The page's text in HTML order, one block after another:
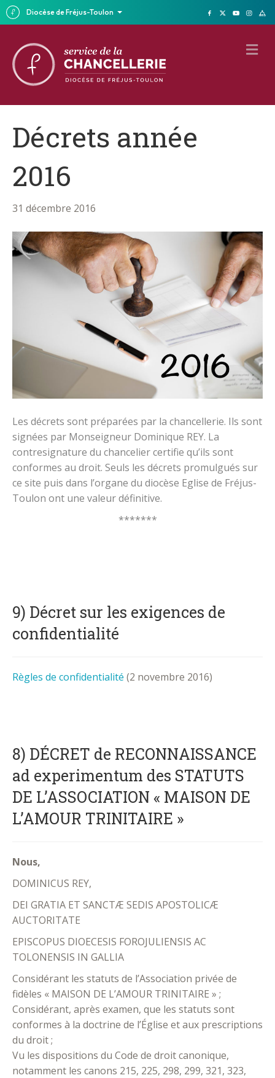
Diocèse de Fréjus-Toulon
M
E
Décrets année
2016
31 décembre 2016
Les décrets sont préparées par la chancellerie. Ils sont
signées par Monseigneur Dominique REY. La
contresignature du chancelier certifie qu’ils sont
conformes au droit. Seuls les décrets promulgués sur
ce site puis dans l’organe du diocèse Eglise de Fréjus-
Toulon ont une valeur définitive.
*******
9) Décret sur les exigences de
confidentialité
Règles de confidentialité (2 novembre 2016)
8) DÉCRET de RECONNAISSANCE
ad experimentum des STATUTS
DE L’ASSOCIATION « MAISON DE
L’AMOUR TRINITAIRE »
Nous,
DOMINICUS REY,
DEI GRATIA ET SANCTÆ SEDIS APOSTOLICÆ
AUCTORITATE
EPISCOPUS DIOECESIS FOROJULIENSIS AC
TOLONENSIS IN GALLIA
Considérant les statuts de l’Association privée de
fidèles « MAISON DE L’AMOUR TRINITAIRE » ;
Considérant, après examen, que les statuts sont
conformes à la doctrine de l’Église et aux prescriptions
du droit ;
Vu les dispositions du Code de droit canonique,
notamment les canons 215, 225, 298, 299, 321, 323,